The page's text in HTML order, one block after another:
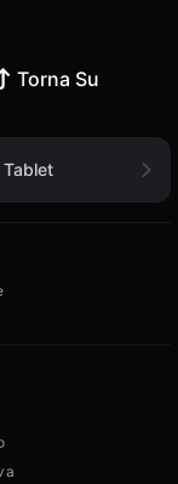
Torna Su
Tablet